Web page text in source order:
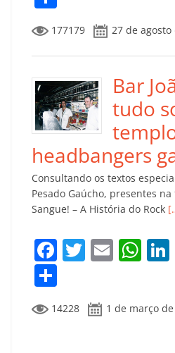
e
b
o
o
k
itt
er l s
A
p
p
o
m
p
ar
til
h
ar
177179 27 de agosto
Bar
tudo
headbangers
Consultando os textos
Pesado Gaúcho, presentes
Sangue! – A História do Rock
F
e
T
itt
er
E
l
W
s
o
m
14228 1 de março